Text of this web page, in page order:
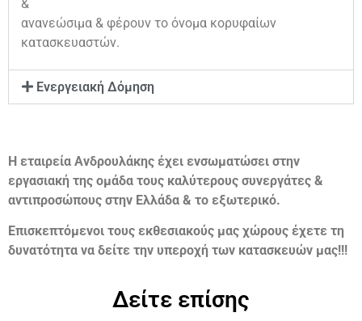
&
ανανεώσιμα & φέρουν το όνομα κορυφαίων
κατασκευαστών.
Ενεργειακή Δόμηση
Η εταιρεία Ανδρουλάκης έχει ενσωματώσει στην
εργασιακή της ομάδα τους καλύτερους συνεργάτες &
αντιπροσώπους στην Ελλάδα & το εξωτερικό.
Επισκεπτόμενοι τους εκθεσιακούς μας χώρους έχετε τη
δυνατότητα να δείτε την υπεροχή των κατασκευών μας!!!
Δείτε επίσης